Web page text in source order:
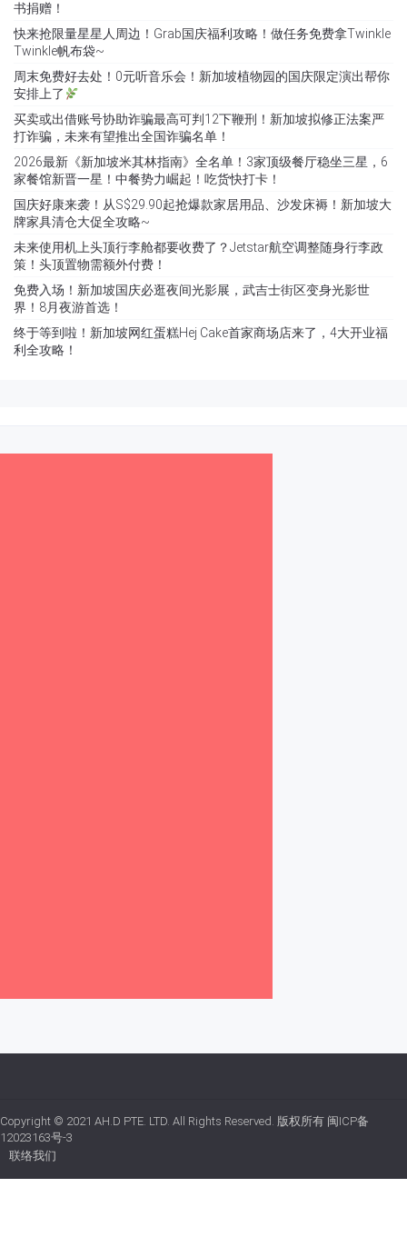
书捐赠！
快来抢限量星星人周边！Grab国庆福利攻略！做任务免费拿Twinkle
Twinkle帆布袋~
周末免费好去处！0元听音乐会！新加坡植物园的国庆限定演出帮你
安排上了
买卖或出借账号协助诈骗最高可判12下鞭刑！新加坡拟修正法案严
打诈骗，未来有望推出全国诈骗名单！
2026最新《新加坡米其林指南》全名单！3家顶级餐厅稳坐三星，6
家餐馆新晋一星！中餐势力崛起！吃货快打卡！
国庆好康来袭！从S$29.90起抢爆款家居用品、沙发床褥！新加坡大
牌家具清仓大促全攻略~
未来使用机上头顶行李舱都要收费了？Jetstar航空调整随身行李政
策！头顶置物需额外付费！
免费入场！新加坡国庆必逛夜间光影展，武吉士街区变身光影世
界！8月夜游首选！
终于等到啦！新加坡网红蛋糕Hej Cake首家商场店来了，4大开业福
利全攻略！
Copyright © 2021 AH.D PTE. LTD. All Rights Reserved. 版权所有 闽ICP备
12023163号-3
联络我们